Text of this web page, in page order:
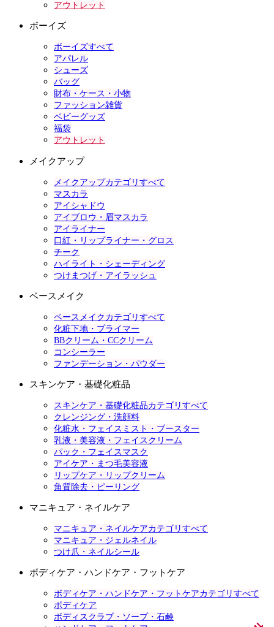
アウトレット
ボーイズ
ボーイズすべて
アパレル
シューズ
バッグ
財布・ケース・小物
ファッション雑貨
ベビーグッズ
福袋
アウトレット
メイクアップ
メイクアップカテゴリすべて
マスカラ
アイシャドウ
アイブロウ・眉マスカラ
アイライナー
口紅・リップライナー・グロス
チーク
ハイライト・シェーディング
つけまつげ・アイラッシュ
ベースメイク
ベースメイクカテゴリすべて
化粧下地・プライマー
BBクリーム・CCクリーム
コンシーラー
ファンデーション・パウダー
スキンケア・基礎化粧品
スキンケア・基礎化粧品カテゴリすべて
クレンジング・洗顔料
化粧水・フェイスミスト・ブースター
乳液・美容液・フェイスクリーム
パック・フェイスマスク
アイケア・まつ毛美容液
リップケア・リップクリーム
角質除去・ピーリング
マニキュア・ネイルケア
マニキュア・ネイルケアカテゴリすべて
マニキュア・ジェルネイル
つけ爪・ネイルシール
ボディケア・ハンドケア・フットケア
ボディケア・ハンドケア・フットケアカテゴリすべて
ボディケア
ボディスクラブ・ソープ・石鹸